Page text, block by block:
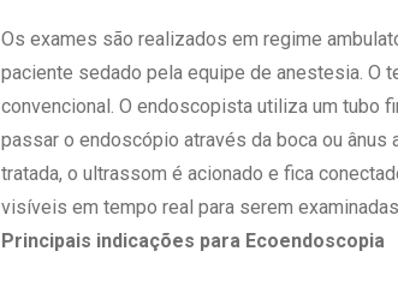
Os exames são realizados em regime
paciente sedado pela equipe de anestesia. O
convencional. O endoscopista utiliza um tubo
passar o endoscópio através da boca ou ânus
tratada, o ultrassom é acionado e fica
visíveis em tempo real para serem
Principais indicações para Ecoendoscopia